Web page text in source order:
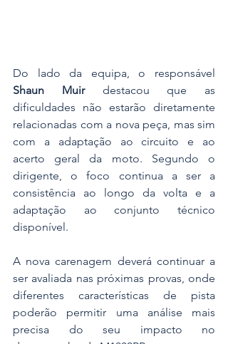
Shaun Muir destacou que as
dificuldades não estarão diretamente
relacionadas com a nova peça, mas sim
com a adaptação ao circuito e ao
acerto geral da moto. Segundo o
dirigente, o foco continua a ser a
consistência ao longo da volta e a
adaptação ao conjunto técnico
disponível.
A nova carenagem deverá continuar a
ser avaliada nas próximas provas, onde
diferentes características de pista
poderão permitir uma análise mais
precisa do seu impacto no